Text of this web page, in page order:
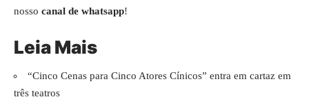
nosso canal de whatsapp!
Leia Mais
“Cinco Cenas para Cinco Atores Cínicos” entra em cartaz em
três teatros